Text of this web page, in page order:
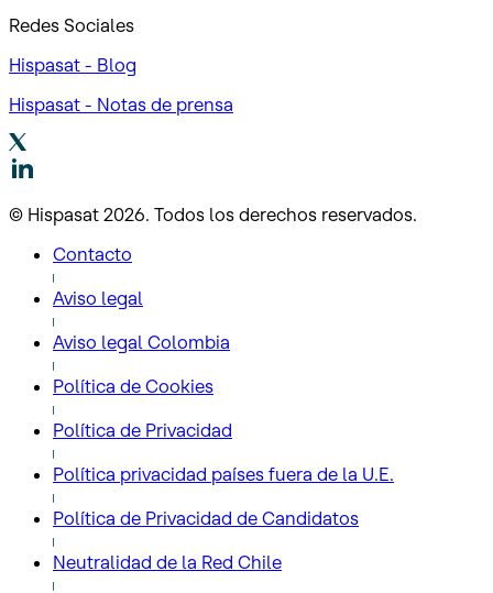
Redes Sociales
Hispasat - Blog
Hispasat - Notas de prensa
© Hispasat 2026. Todos los derechos reservados.
Contacto
Aviso legal
Aviso legal Colombia
Política de Cookies
Política de Privacidad
Política privacidad países fuera de la U.E.
Política de Privacidad de Candidatos
Neutralidad de la Red Chile